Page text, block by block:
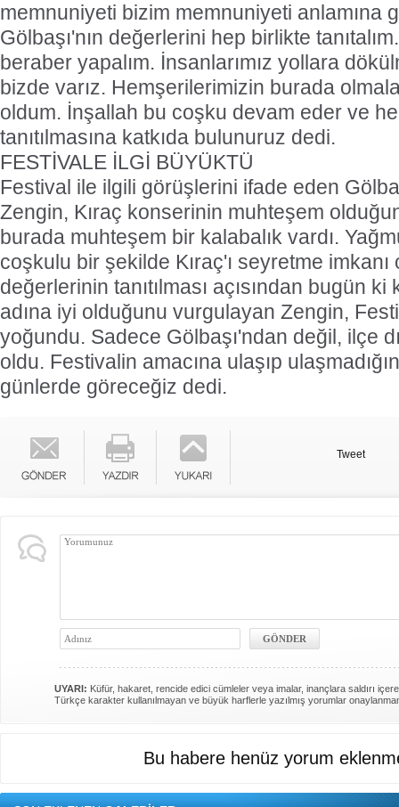
memnuniyeti bizim memnuniyeti anlamına
Gölbaşı'nın değerlerini hep birlikte
beraber yapalım. İnsanlarımız yollara
bizde varız. Hemşerilerimizin burada
oldum. İnşallah bu coşku devam eder ve
tanıtılmasına katkıda bulunuruz dedi.
FESTİVALE İLGİ BÜYÜKTÜ
Festival ile ilgili görüşlerini ifade eden
Zengin, Kıraç konserinin muhteşem
burada muhteşem bir kalabalık vardı.
coşkulu bir şekilde Kıraç'ı seyretme imkanı
değerlerinin tanıtılması açısından bugün ki
adına iyi olduğunu vurgulayan Zengin,
yoğundu. Sadece Gölbaşı'ndan değil, ilçe
oldu. Festivalin amacına ulaşıp
günlerde göreceğiz dedi.
Tweet
UYARI: Küfür, hakaret, rencide edici cümleler veya imalar, inançlara saldırı
Türkçe karakter kullanılmayan ve büyük harflerle yazılmış yorumlar
Bu habere henüz yorum